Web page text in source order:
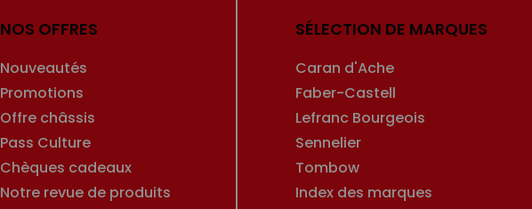
NOS OFFRES
Nouveautés
Promotions
Offre châssis
Pass Culture
Chèques cadeaux
Notre revue de produits
SÉLECTION DE MARQUES
Caran d'Ache
Faber-Castell
Lefranc Bourgeois
Sennelier
Tombow
Index des marques